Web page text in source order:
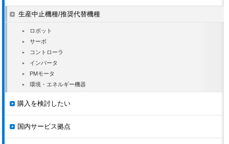
MOTOPOS-T5000B
- 19.08.30
MOTOPOS-T7500B
MOTOMAN-
MA3120
MOTOMAN-MS100
MOTOMAN-
DX200
MOTOMAN-
EPH130RLD
MOTOMAN-
EP4000D
生産中止機種/推奨代替機種
ロボット
サーボ
コントローラ
インバータ
PMモータ
環境・エネルギー機器
購入を検討したい
国内サービス拠点